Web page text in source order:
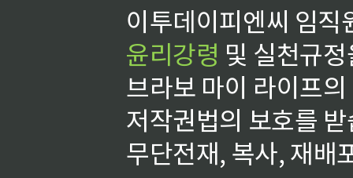
이투데이피엔씨 임
윤리강령 및 실천규
브라보 마이 라이프
저작권법의 보호를
무단전재, 복사, 재배